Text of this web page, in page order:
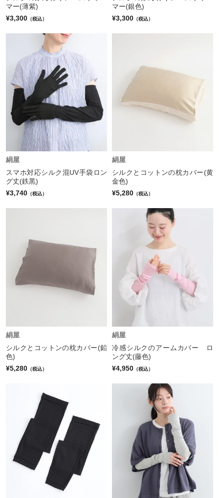
マー(薄紫)
¥3,300 （税込）
マー(銀色)
¥3,300 （税込）
絹屋
スマホ対応シルク混UV手袋ロン
グ丈(鉄黒)
¥3,740 （税込）
絹屋
シルクとコットンの枕カバー(黄
金色)
¥5,280 （税込）
絹屋
シルクとコットンの枕カバー(鉛
色)
¥5,280 （税込）
絹屋
冷感シルクのアームカバー ロ
ング丈(藤色)
¥4,950 （税込）